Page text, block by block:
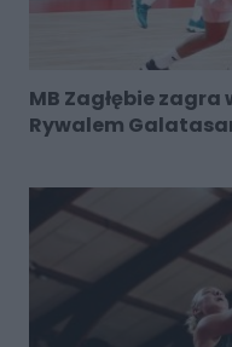
MB Zagłębie
Rywalem